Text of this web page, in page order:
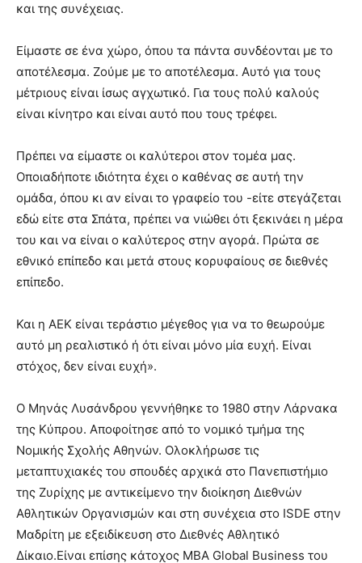
και της συνέχειας.
Είμαστε σε ένα χώρο, όπου τα πάντα συνδέονται με το
αποτέλεσμα. Ζούμε με το αποτέλεσμα. Αυτό για τους
μέτριους είναι ίσως αγχωτικό. Για τους πολύ καλούς
είναι κίνητρο και είναι αυτό που τους τρέφει.
Πρέπει να είμαστε οι καλύτεροι στον τομέα μας.
Οποιαδήποτε ιδιότητα έχει ο καθένας σε αυτή την
ομάδα, όπου κι αν είναι το γραφείο του -είτε στεγάζεται
εδώ είτε στα Σπάτα, πρέπει να νιώθει ότι ξεκινάει η μέρα
του και να είναι ο καλύτερος στην αγορά. Πρώτα σε
εθνικό επίπεδο και μετά στους κορυφαίους σε διεθνές
επίπεδο.
Και η ΑΕΚ είναι τεράστιο μέγεθος για να το θεωρούμε
αυτό μη ρεαλιστικό ή ότι είναι μόνο μία ευχή. Είναι
στόχος, δεν είναι ευχή».
Ο Μηνάς Λυσάνδρου γεννήθηκε το 1980 στην Λάρνακα
της Κύπρου. Αποφοίτησε από το νομικό τμήμα της
Νομικής Σχολής Αθηνών. Ολοκλήρωσε τις
μεταπτυχιακές του σπουδές αρχικά στο Πανεπιστήμιο
της Ζυρίχης με αντικείμενο την διοίκηση Διεθνών
Αθλητικών Οργανισμών και στη συνέχεια στο ISDE στην
Μαδρίτη με εξειδίκευση στο Διεθνές Αθλητικό
Δίκαιο.Είναι επίσης κάτοχος MBA Global Business του